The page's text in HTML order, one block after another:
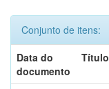
Conjunto de itens:
Data do
documento
Título